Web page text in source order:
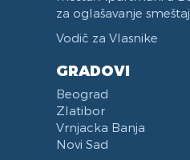
za oglašavanje
Vodič za Vlasnike
GRADOVI
Beograd
Zlatibor
Vrnjacka Banja
Novi Sad